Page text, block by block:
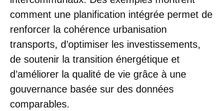
comment une planification intégrée permet de
renforcer la cohérence urbanisation
transports, d’optimiser les investissements,
de soutenir la transition énergétique et
d’améliorer la qualité de vie grâce à une
gouvernance basée sur des données
comparables.